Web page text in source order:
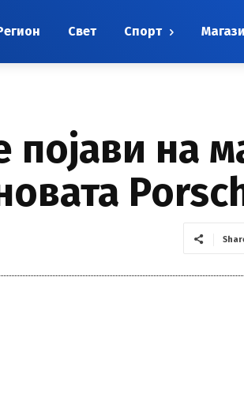
Свет Спорт
појави на